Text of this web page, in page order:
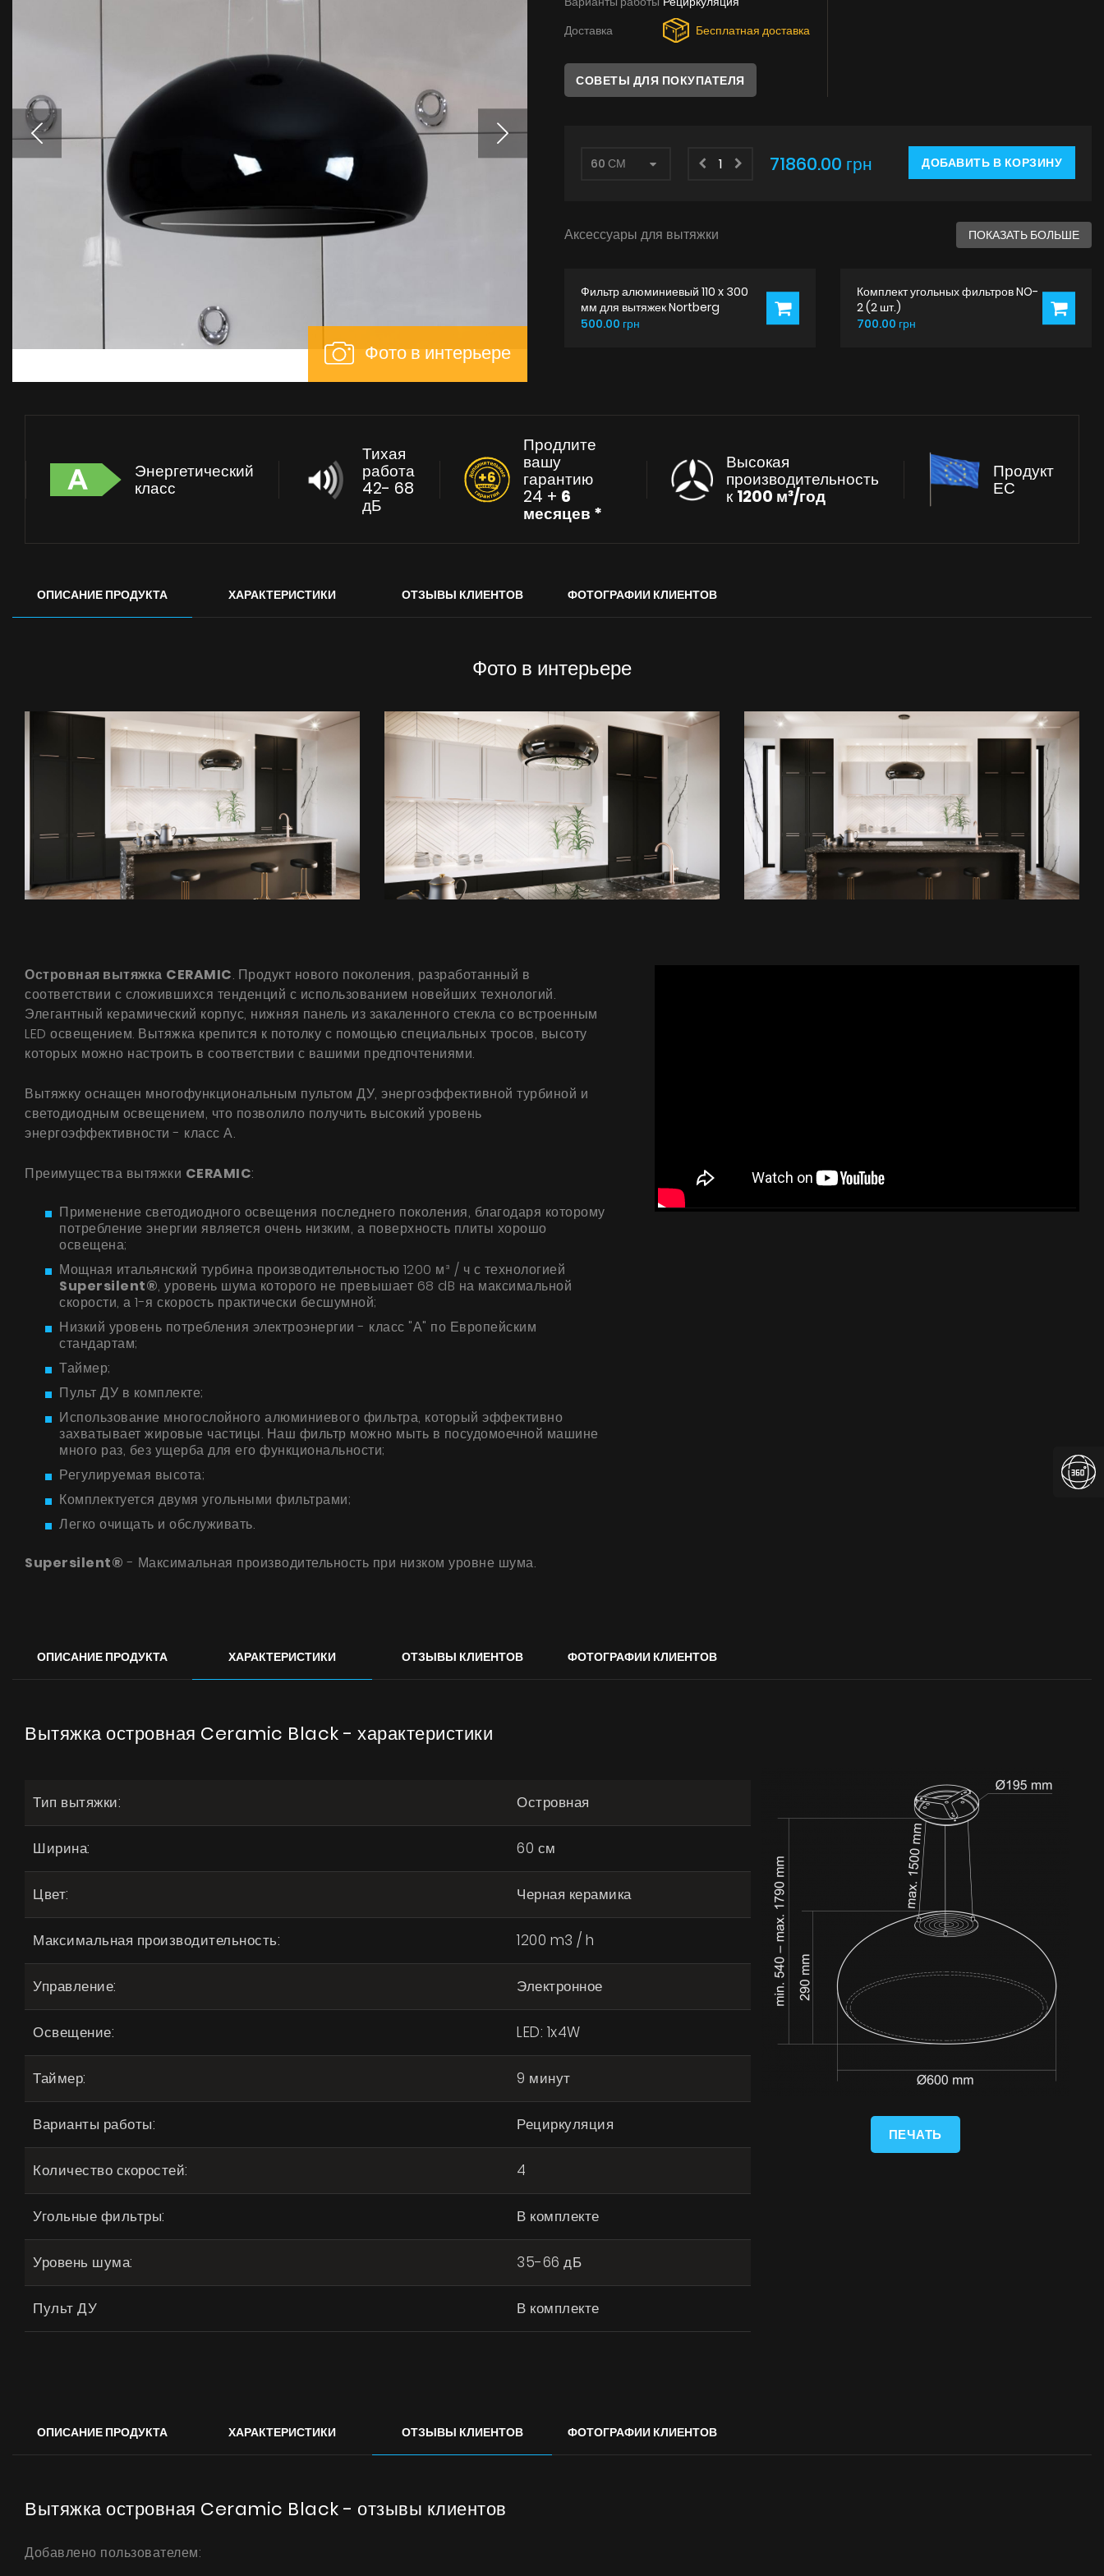
О нас
Виртуальный салон
Фото в интерьере
Доставка
Бесплатная доставка
СОВЕТЫ ДЛЯ ПОКУПАТЕЛЯ
71860.00 грн ДОБАВИТЬ В КОРЗИНУ
Аксессуары для вытяжки ПОКАЗАТЬ БОЛЬШЕ
Фильтр алюминиевый 110 x 300
мм для вытяжек Nortberg
500.00 грн
Комплект угольных фильтров NO-
2 (2 шт.)
700.00 грн
Энергетический
класс
Тихая
работа
42- 68
дБ
Продлите
вашу
гарантию
24 + 6
месяцев *
Высокая
производительность
к1200 м³/год
Продукт
ЕС
ОПИСАНИЕ ПРОДУКТА ХАРАКТЕРИСТИКИ ОТЗЫВЫ КЛИЕНТОВ ФОТОГРАФИИ КЛИЕНТОВ
Фото в интерьере
Островная вытяжка CERAMIC. Продукт нового поколения, разработанный в
соответствии с сложившихся тенденций с использованием новейших технологий.
Элегантный керамический корпус, нижняя панель из закаленного стекла со встроенным
LED освещением. Вытяжка крепится к потолку с помощью специальных тросов, высоту
которых можно настроить в соответствии с вашими предпочтениями.
Вытяжку оснащен многофункциональным пультом ДУ, энергоэффективной турбиной и
светодиодным освещением, что позволило получить высокий уровень
энергоэффективности - класс А.
Преимущества вытяжки CERAMIC:
Применение светодиодного освещения последнего поколения, благодаря которому
потребление энергии является очень низким, а поверхность плиты хорошо
освещена;
Мощная итальянский турбина производительностью 1200 м³ / ч с технологией
Supersilent®, уровень шума которого не превышает 68 dB на максимальной
скорости, а 1-я скорость практически бесшумной;
Низкий уровень потребления электроэнергии - класс "А" по Европейским
стандартам;
Таймер;
Пульт ДУ в комплекте;
Использование многослойного алюминиевого фильтра, который эффективно
захватывает жировые частицы. Наш фильтр можно мыть в посудомоечной машине
много раз, без ущерба для его функциональности;
Регулируемая высота;
Комплектуется двумя угольными фильтрами;
Легко очищать и обслуживать.
Supersilent® - Максимальная производительность при низком уровне шума.
ОПИСАНИЕ ПРОДУКТА ХАРАКТЕРИСТИКИ ОТЗЫВЫ КЛИЕНТОВ ФОТОГРАФИИ КЛИЕНТОВ
Вытяжка островная Ceramic Black - характеристики
Тип вытяжки: Островная
Ширина: 60 см
Цвет: Черная керамика
Максимальная производительность: 1200 m3 / h
Управление: Электронное
Освещение: LED: 1x4W
Таймер: 9 минут
Варианты работы: Рециркуляция
Количество скоростей: 4
Угольные фильтры: В комплекте
Уровень шума: 35-66 дБ
Пульт ДУ В комплекте
ПЕЧАТЬ
ОПИСАНИЕ ПРОДУКТА ХАРАКТЕРИСТИКИ ОТЗЫВЫ КЛИЕНТОВ ФОТОГРАФИИ КЛИЕНТОВ
Вытяжка островная Ceramic Black - отзывы клиентов
Добавлено пользователем: